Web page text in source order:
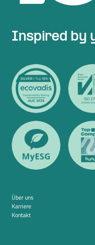
Inspired by
Über uns
Karriere
Kontakt